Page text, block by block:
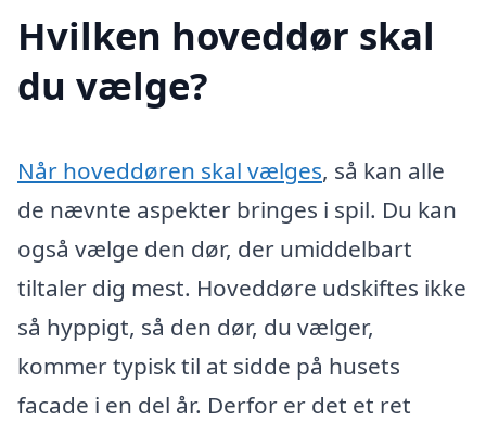
Hvilken hoveddør skal
du vælge?
Når hoveddøren skal vælges, så kan alle
de nævnte aspekter bringes i spil. Du kan
også vælge den dør, der umiddelbart
tiltaler dig mest. Hoveddøre udskiftes ikke
så hyppigt, så den dør, du vælger,
kommer typisk til at sidde på husets
facade i en del år. Derfor er det et ret